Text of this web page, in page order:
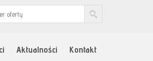
Aktualności Kontakt